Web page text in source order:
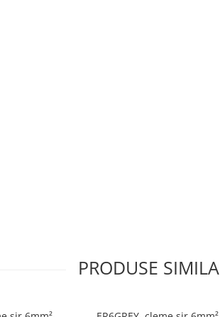
PRODUSE